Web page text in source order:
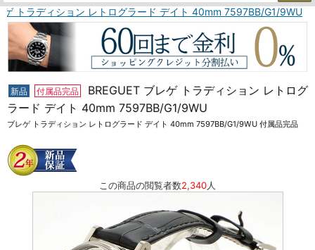
ゲ トラディション レトログラード デイト 40mm 7597BB/G1/9WU
新品 付属品完品
BREGUET ブレゲ トラディション レトログ
ラード デイト 40mm 7597BB/G1/9WU
ブレゲ トラディション レトログラード デイト 40mm 7597BB/G1/9WU 付属品完品
この商品の閲覧者数2,340人